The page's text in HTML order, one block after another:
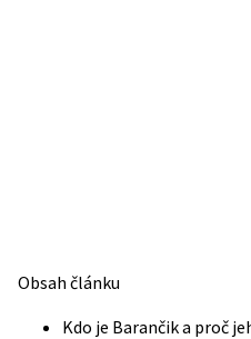
Obsah článku
Kdo je Barančik a proč